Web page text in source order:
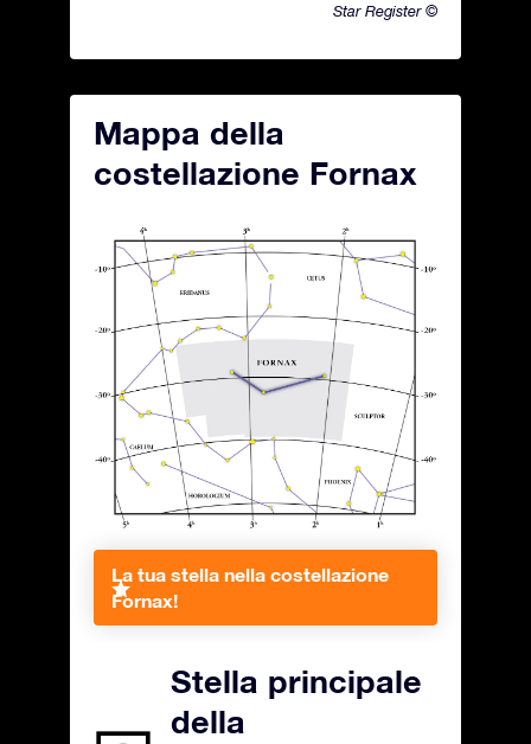
Star Register ©
Mappa della
costellazione Fornax
La tua stella nella costellazione
Fornax!
Stella principale
della